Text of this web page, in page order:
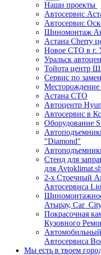
Наши проекты
Автосервис
Автосервис
Шиномонтаж
Астана Cherry
Новое СТО в г.
Уральск
Тойота центр
Сервис по
Месторождение
Астана СТО
Автоцентр
Автосервис в
Оборудование
"Diamond"
Стенд для
для
2-х Стоечный
Автосервиса
Атырау,
Покрасочная
Кузовного
Автосервиса
Мы есть в твоем